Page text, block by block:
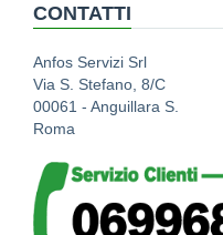
CONTATTI
Anfos Servizi Srl
Via S. Stefano, 8/C
00061 - Anguillara S.
Roma